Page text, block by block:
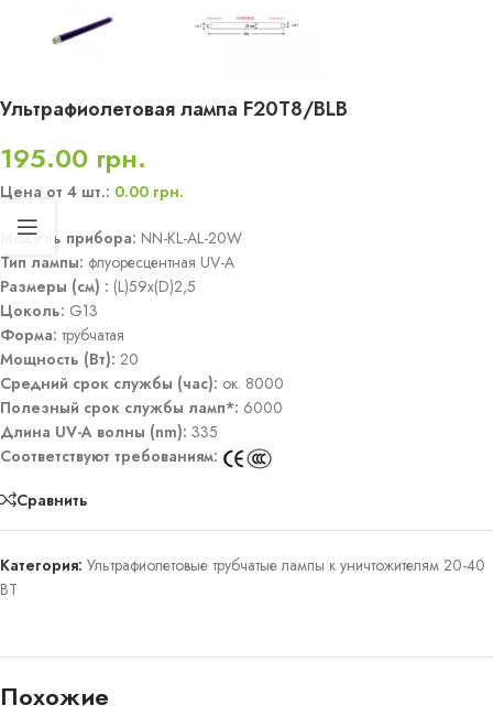
Ультрафиолетовая лампа F20T8/BLB
195.00 грн.
Цена от 4 шт.: 0.00 грн.
Модель прибора: NN-KL-AL-20W
Тип лампы: флуоресцентная UV-A
Размеры (см) : (L)59x(D)2,5
Цоколь: G13
Форма: трубчатая
Мощность (Вт): 20
Средний срок службы (час): ок. 8000
Полезный срок службы ламп*: 6000
Длина UV-А волны (nm): 335
Соответствуют требованиям:
Сравнить
Категория: Ультрафиолетовые трубчатые лампы к уничтожителям 20-40
ВТ
Похожие